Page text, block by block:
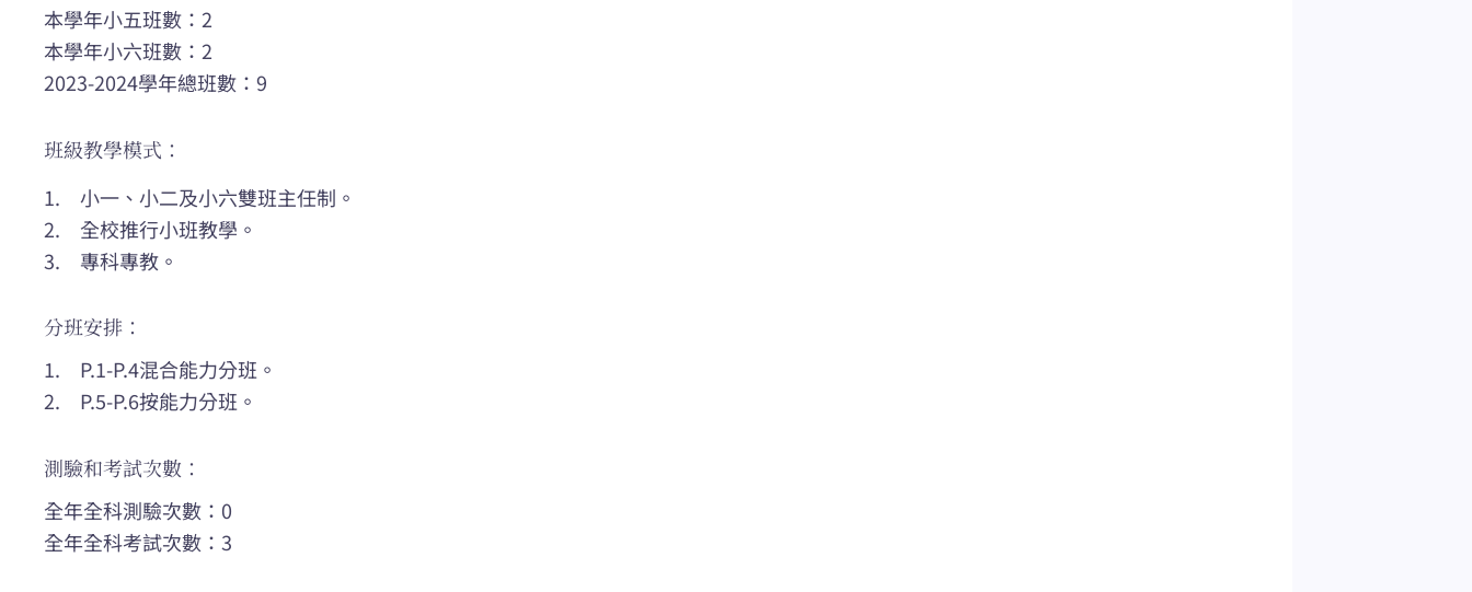
本學年小五班數：2
本學年小六班數：2
2023-2024學年總班數：9
班級教學模式：
1. 小一、小二及小六雙班主任制。
2. 全校推行小班教學。
3. 專科專教。
分班安排：
1. P.1-P.4混合能力分班。
2. P.5-P.6按能力分班。
測驗和考試次數：
全年全科測驗次數：0
全年全科考試次數：3